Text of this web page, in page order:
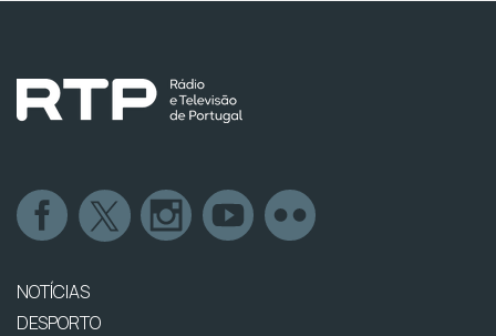
NOTÍCIAS
DESPORTO